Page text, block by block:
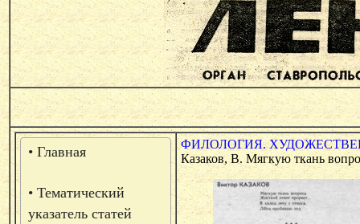
• Главная
• Тематический
указатель статей
ФИЛОЛОГИЯ.
Казаков, В. Мягкую ткань